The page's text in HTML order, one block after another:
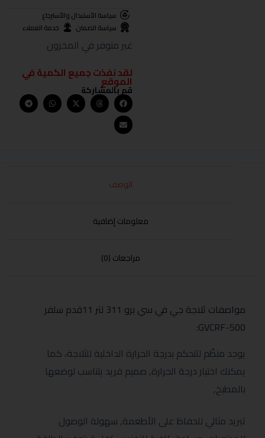
سياسة الأستبدال والأسترجاع
سياسة الضمان
خدمة العملاء
غير متوفر في المخزون
لقد نفذت جميع الكمية في
الموقع
قم بالمشاركة
الوصف
معلومات إضافية
مراجعات (0)
مواصفات ثلاجة جي في سي برو 311 لتر 11قدم سلفر
GVCRF-500:
يوجد منظّم للتحكم بدرجة الحرارة الداخلية للثلاجة، كما
يمكنك اختيار درجة الحرارة, صميم فريد يتناسب لوضعها
بالمطبخ,
تبريد مثالي للحفاظ على الأطعمة, سهولة الوصول